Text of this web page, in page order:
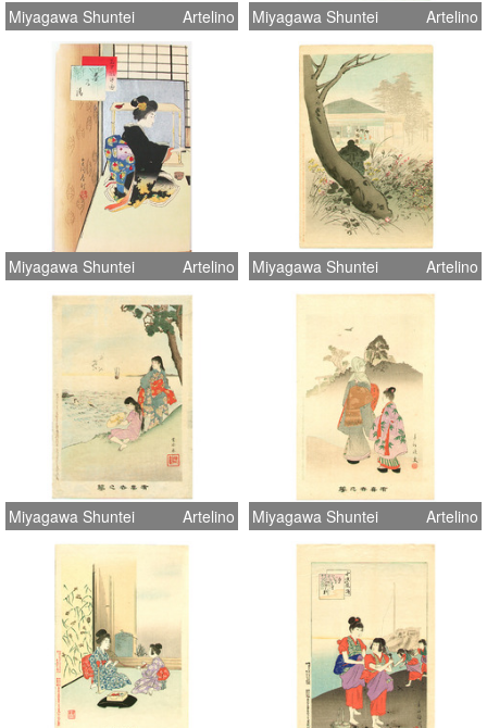
Miyagawa Shuntei Artelino Miyagawa Shuntei Artelino
Miyagawa Shuntei Artelino Miyagawa Shuntei Artelino
Miyagawa Shuntei Artelino Miyagawa Shuntei Artelino